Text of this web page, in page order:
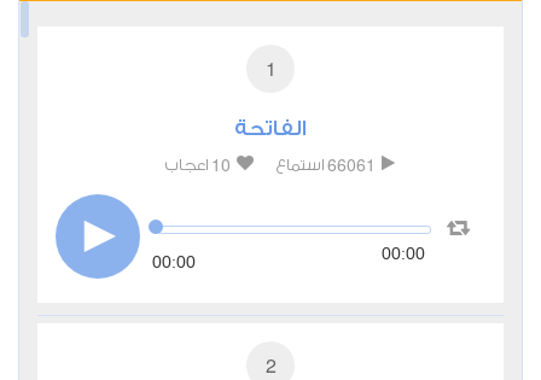
1
الفاتحة
66061 استماع 10 اعجاب
00:00 00:00
2